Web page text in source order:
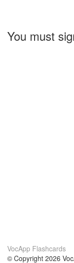
You must
VocApp Flashcards
© Copyright 2026